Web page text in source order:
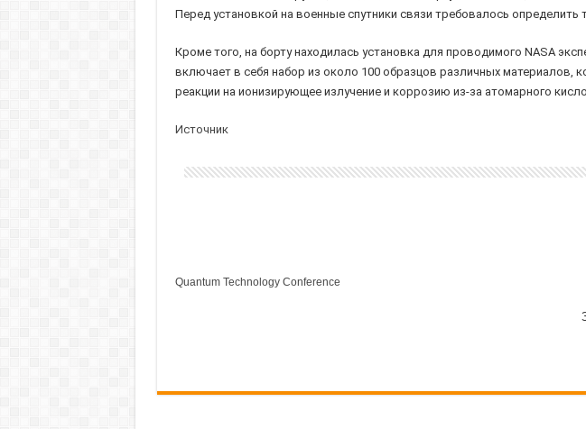
Перед установкой на военные спутники связи требовалось определить
Кроме того, на борту находилась установка для проводимого NASA
включает в себя набор из около 100 образцов различных материалов,
реакции на ионизирующее излучение и коррозию из-за атомарного
Источник
Quantum Technology Conference